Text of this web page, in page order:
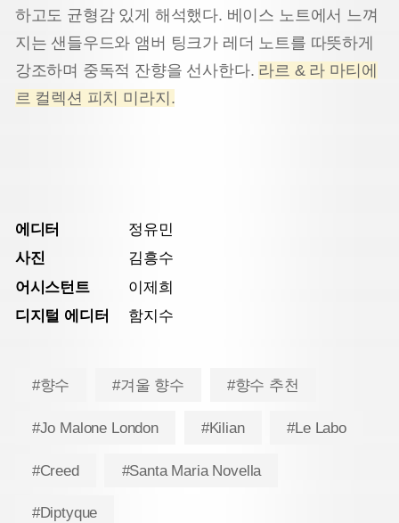
하고도 균형감 있게 해석했다. 베이스 노트에서 느껴
지는 샌들우드와 앰버 팅크가 레더 노트를 따뜻하게
강조하며 중독적 잔향을 선사한다. 라르 & 라 마티에
르 컬렉션 피치 미라지.
에디터
정유민
사진
김흥수
어시스턴트
이제희
디지털 에디터
함지수
#향수 #겨울 향수 #향수 추천
#Jo Malone London #Kilian #Le Labo
#Creed #Santa Maria Novella
#Diptyque